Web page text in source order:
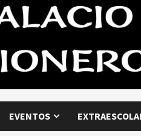
EVENTOS